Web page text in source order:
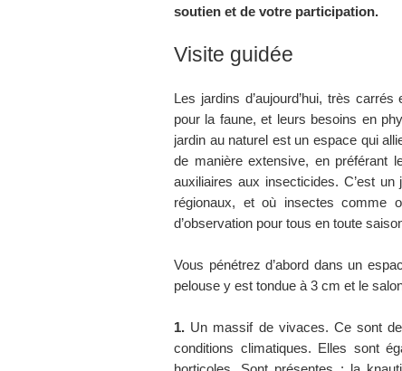
soutien et de votre participation.
Visite guidée
Les jardins d’aujourd’hui, très
pour la faune, et leurs besoins en
jardin au naturel est un espace qui
de manière extensive, en préférant
auxiliaires aux insecticides. C’est
régionaux, et où insectes comme
d’observation pour tous en toute
Vous pénétrez d’abord dans un
pelouse y est tondue à 3 cm et le
1. Un massif de vivaces. Ce sont
conditions climatiques. Elles sont